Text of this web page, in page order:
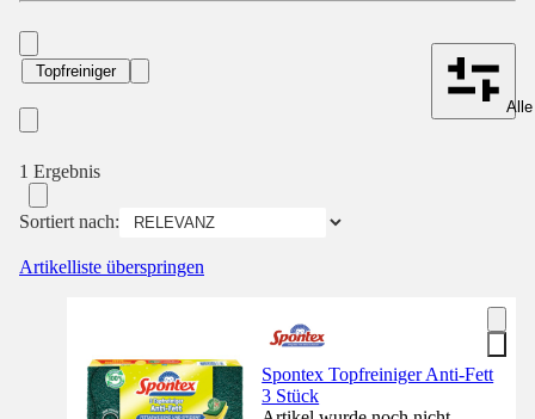
Topfreiniger
1 Ergebnis
Sortiert nach:
Artikelliste überspringen
Spontex Topfreiniger Anti-Fett
3 Stück